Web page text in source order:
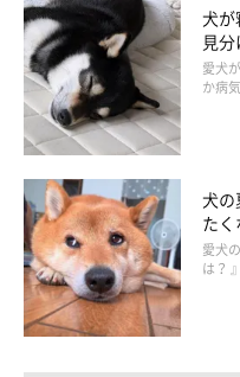
犬が
見
愛犬
か病
犬
た
愛犬
は？